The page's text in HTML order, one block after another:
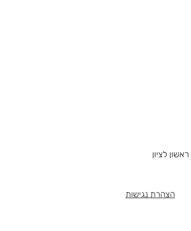
הצהרת נגישות